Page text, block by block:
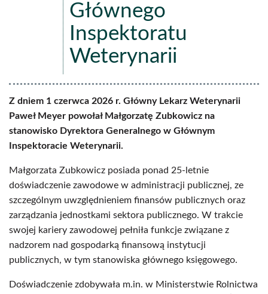
Głównego
Inspektoratu
Weterynarii
Z dniem 1 czerwca 2026 r. Główny Lekarz Weterynarii
Paweł Meyer powołał Małgorzatę Zubkowicz na
stanowisko Dyrektora Generalnego w Głównym
Inspektoracie Weterynarii.
Małgorzata Zubkowicz posiada ponad 25-letnie
doświadczenie zawodowe w administracji publicznej, ze
szczególnym uwzględnieniem finansów publicznych oraz
zarządzania jednostkami sektora publicznego. W trakcie
swojej kariery zawodowej pełniła funkcje związane z
nadzorem nad gospodarką finansową instytucji
publicznych, w tym stanowiska głównego księgowego.
Doświadczenie zdobywała m.in. w Ministerstwie Rolnictwa